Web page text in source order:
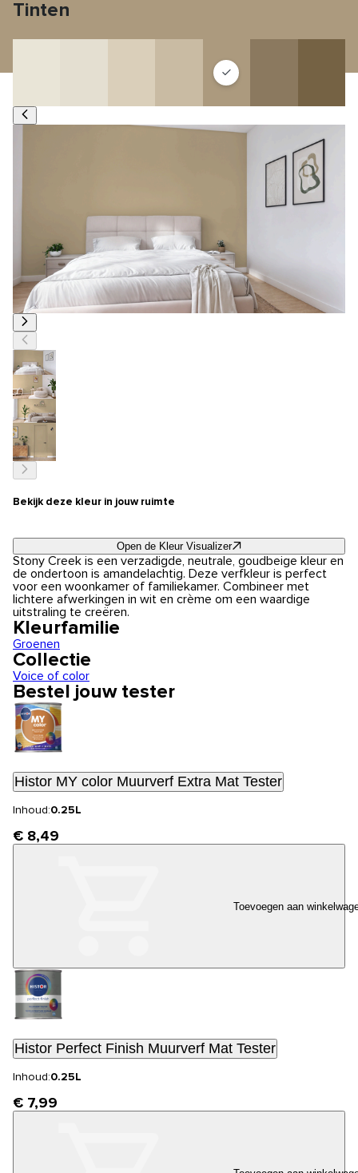
Tinten
Bekijk deze kleur in jouw ruimte
Open de Kleur Visualizer
Stony Creek is een verzadigde, neutrale, goudbeige kleur en
de ondertoon is amandelachtig. Deze verfkleur is perfect
voor een woonkamer of familiekamer. Combineer met
lichtere afwerkingen in wit en crème om een waardige
uitstraling te creëren.
Kleurfamilie
Groenen
Collectie
Voice of color
Bestel jouw tester
Histor MY color Muurverf Extra Mat Tester
Inhoud:0.25L
€ 8,49
Toevoegen aan
Histor Perfect Finish Muurverf Mat Tester
Inhoud:0.25L
€ 7,99